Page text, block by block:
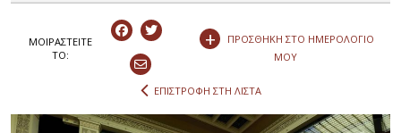
ΜΟΙΡΑΣΤEIΤΕ
ΤΟ:
+
ΠΡΟΣΘΗΚΗ ΣΤΟ ΗΜΕΡΟΛΟΓΙΟ
ΜΟΥ
ΕΠΙΣΤΡΟΦΗ ΣΤΗ ΛΙΣΤΑ